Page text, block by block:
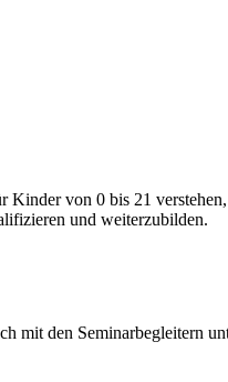
von 0 bis 21
und weiterzubilden.
mit den Seminarbegleitern